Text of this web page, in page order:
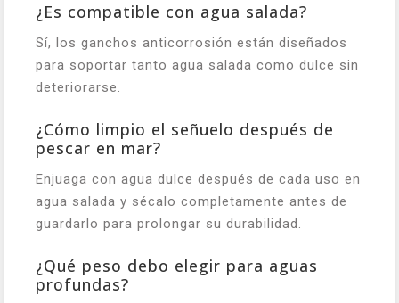
¿Es compatible con agua salada?
Sí, los ganchos anticorrosión están diseñados
para soportar tanto agua salada como dulce sin
deteriorarse.
¿Cómo limpio el señuelo después de
pescar en mar?
Enjuaga con agua dulce después de cada uso en
agua salada y sécalo completamente antes de
guardarlo para prolongar su durabilidad.
¿Qué peso debo elegir para aguas
profundas?